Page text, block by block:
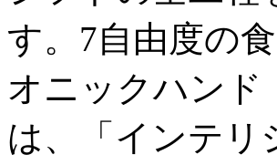
す。7自由度の
オニックハンド
は、「インテリ